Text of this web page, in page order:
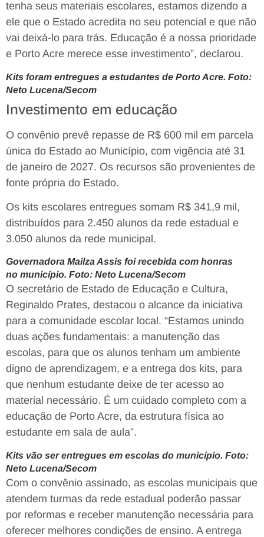
tenha seus materiais escolares, estamos dizendo a
ele que o Estado acredita no seu potencial e que não
vai deixá-lo para trás. Educação é a nossa prioridade
e Porto Acre merece esse investimento”, declarou.
Kits foram entregues a estudantes de Porto Acre. Foto:
Neto Lucena/Secom
Investimento em educação
O convênio prevê repasse de R$ 600 mil em parcela
única do Estado ao Município, com vigência até 31
de janeiro de 2027. Os recursos são provenientes de
fonte própria do Estado.
Os kits escolares entregues somam R$ 341,9 mil,
distribuídos para 2.450 alunos da rede estadual e
3.050 alunos da rede municipal.
Governadora Mailza Assis foi recebida com honras
no município. Foto: Neto Lucena/Secom
O secretário de Estado de Educação e Cultura,
Reginaldo Prates, destacou o alcance da iniciativa
para a comunidade escolar local. “Estamos unindo
duas ações fundamentais: a manutenção das
escolas, para que os alunos tenham um ambiente
digno de aprendizagem, e a entrega dos kits, para
que nenhum estudante deixe de ter acesso ao
material necessário. É um cuidado completo com a
educação de Porto Acre, da estrutura física ao
estudante em sala de aula”.
Kits vão ser entregues em escolas do município. Foto:
Neto Lucena/Secom
Com o convênio assinado, as escolas municipais que
atendem turmas da rede estadual poderão passar
por reformas e receber manutenção necessária para
oferecer melhores condições de ensino. A entrega